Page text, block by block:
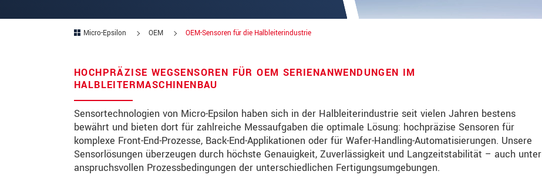
Micro-Epsilon OEM OEM-Sensoren für die Halbleiterindustrie
HOCHPRÄZISE WEGSENSOREN FÜR OEM SERIENANWENDUNGEN IM
HALBLEITERMASCHINENBAU
Sensortechnologien von Micro-Epsilon haben sich in der Halbleiterindustrie seit vielen Jahren bestens
bewährt und bieten dort für zahlreiche Messaufgaben die optimale Lösung: hochpräzise Sensoren für
komplexe Front-End-Prozesse, Back-End-Applikationen oder für Wafer-Handling-Automatisierungen. Unsere
Sensorlösungen überzeugen durch höchste Genauigkeit, Zuverlässigkeit und Langzeitstabilität – auch unter
anspruchsvollen Prozessbedingungen der unterschiedlichen Fertigungsumgebungen.
Email
Bitte halten Sie mich per Mail über Produktinnovationen auf dem Laufenden
* Pflichtangaben
Wir behandeln Ihre Daten vertraulich. Bitte lesen Sie dazu unsereDatenschutzerklärung